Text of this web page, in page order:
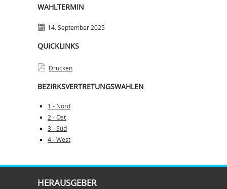
WAHLTERMIN
14. September 2025
QUICKLINKS
Drucken
BEZIRKSVERTRETUNGSWAHLEN
1 - Nord
2 - Ost
3 - Süd
4 - West
HERAUSGEBER